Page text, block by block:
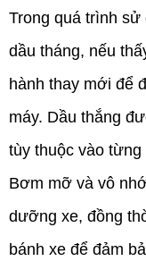
Trong quá trình
dầu tháng, nếu
hành thay mới để
máy. Dầu thắng
tùy thuộc vào từng
Bơm mỡ và vô
dưỡng xe, đồng
bánh xe để đảm